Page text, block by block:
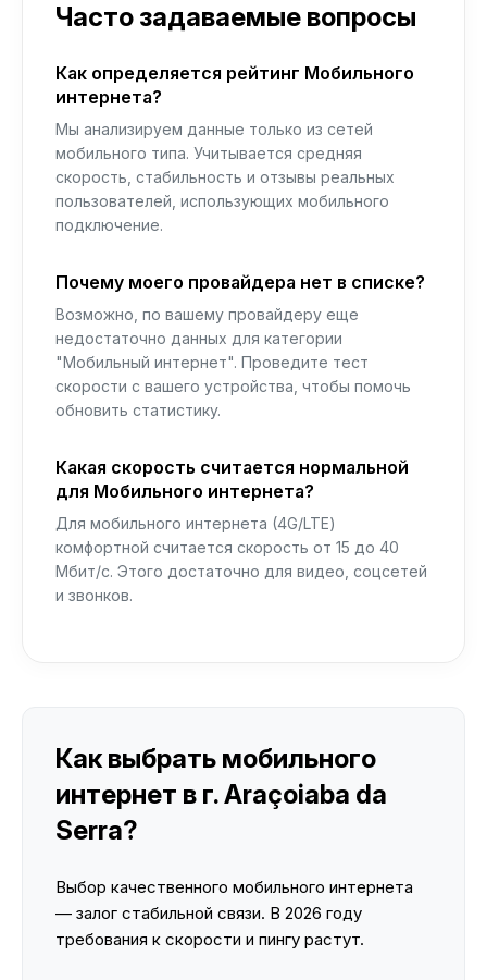
Часто задаваемые вопросы
Как определяется рейтинг Мобильного
интернета?
Мы анализируем данные только из сетей
мобильного типа. Учитывается средняя
скорость, стабильность и отзывы реальных
пользователей, использующих мобильного
подключение.
Почему моего провайдера нет в списке?
Возможно, по вашему провайдеру еще
недостаточно данных для категории
"Мобильный интернет". Проведите тест
скорости с вашего устройства, чтобы помочь
обновить статистику.
Какая скорость считается нормальной
для Мобильного интернета?
Для мобильного интернета (4G/LTE)
комфортной считается скорость от 15 до 40
Мбит/с. Этого достаточно для видео, соцсетей
и звонков.
Как выбрать мобильного
интернет в г. Araçoiaba da
Serra?
Выбор качественного мобильного интернета
— залог стабильной связи. В 2026 году
требования к скорости и пингу растут.